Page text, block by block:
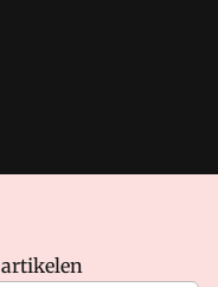
in
van deze site zijn de